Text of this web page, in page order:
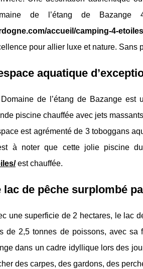
de l’étang de
accueil/camping-4-
pour allier luxe et nature. Sans
aquatique
Domaine de l’étang de Bazange est
piscine chauffée avec jets
est agrémenté de 3 toboggans
à noter que cette jolie piscine
est chauffée.
lac de pêche surplombé
une superficie de 2 hectares, le lac
de 2,5 tonnes de poissons, avec
dans un cadre idyllique lors des
des carpes, des gardons, des